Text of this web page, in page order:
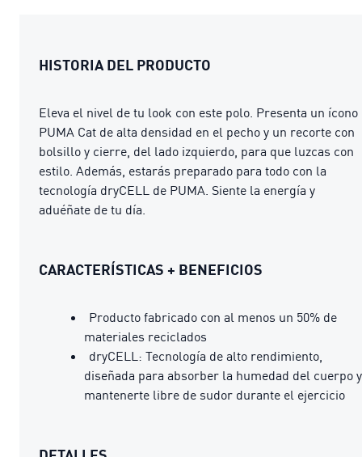
HISTORIA DEL PRODUCTO
Eleva el nivel de tu look con este polo. Presenta un ícono
PUMA Cat de alta densidad en el pecho y un recorte con
bolsillo y cierre, del lado izquierdo, para que luzcas con
estilo. Además, estarás preparado para todo con la
tecnología dryCELL de PUMA. Siente la energía y
aduéñate de tu día.
CARACTERÍSTICAS + BENEFICIOS
Producto fabricado con al menos un 50% de
materiales reciclados
dryCELL: Tecnología de alto rendimiento,
diseñada para absorber la humedad del cuerpo y
mantenerte libre de sudor durante el ejercicio